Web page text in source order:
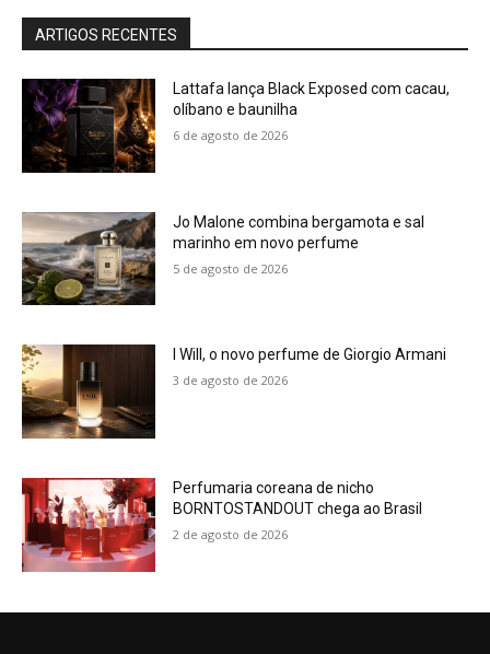
ARTIGOS RECENTES
Lattafa lança Black Exposed com cacau,
olíbano e baunilha
6 de agosto de 2026
Jo Malone combina bergamota e sal
marinho em novo perfume
5 de agosto de 2026
I Will, o novo perfume de Giorgio Armani
3 de agosto de 2026
Perfumaria coreana de nicho
BORNTOSTANDOUT chega ao Brasil
2 de agosto de 2026